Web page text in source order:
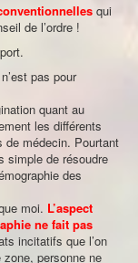
qui
de l’ordre !
pas pour
quant au
les différents
de médecin. Pourtant
simple de résoudre
des
moi. L’aspect
ne fait pas
incitatifs que l’on
personne ne